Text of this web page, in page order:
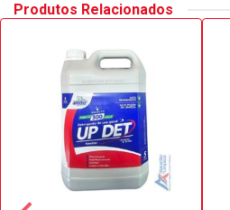
Produtos Relacionados